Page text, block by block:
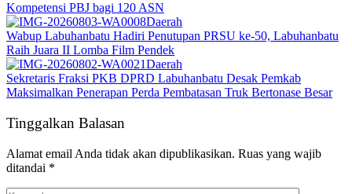
Kompetensi PBJ bagi 120 ASN
Daerah
Wabup Labuhanbatu Hadiri Penutupan PRSU ke-50, Labuhanbatu
Raih Juara II Lomba Film Pendek
Daerah
Sekretaris Fraksi PKB DPRD Labuhanbatu Desak Pemkab
Maksimalkan Penerapan Perda Pembatasan Truk Bertonase Besar
Tinggalkan Balasan
Alamat email Anda tidak akan dipublikasikan. Ruas yang wajib
ditandai *